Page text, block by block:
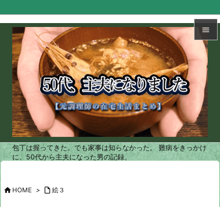


メニュ

サイド

前へ

次へ

検索
包丁は握ってきた。でも家事は知らなかった。 難病をきっかけ
に、50代から主夫になった男の記録。
HOME >  絵３